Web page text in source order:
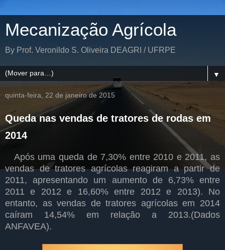
Mecanização Agrícola
By Prof. Veronildo S. Oliveira DEAGRI / UFRPE
▼
quinta-feira, 22 de janeiro de 2015
Queda nas vendas de tratores de rodas em
2014
Após uma queda de 7,30% entre 2010 e 2011, as
vendas de tratores agrícolas reagiram a partir de
2011, apresentando um aumento de 6,73% entre
2011 e 2012 e 16,60% entre 2012 e 2013). No
entanto, as vendas de tratores agrícolas em 2014
caíram 14,54% em relação a 2013.(Dados
ANFAVEA).